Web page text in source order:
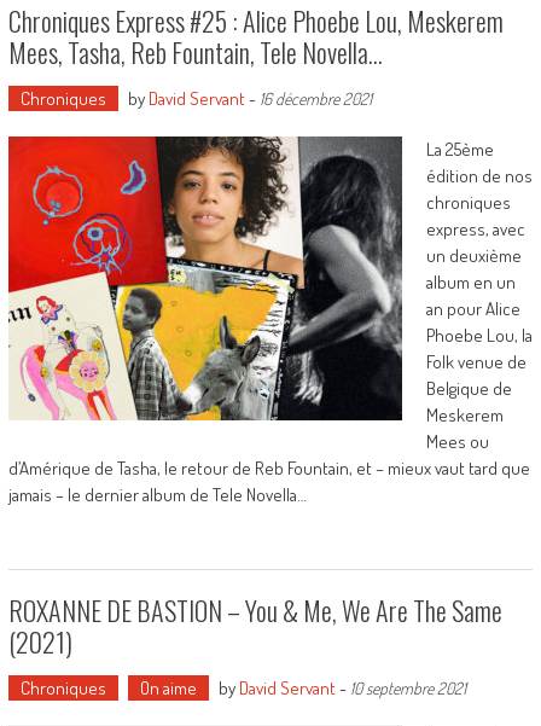
Chroniques Express #25 : Alice Phoebe Lou, Meskerem
Mees, Tasha, Reb Fountain, Tele Novella…
Chroniques by David Servant- 16 décembre 2021
La 25ème
édition de nos
chroniques
express, avec
un deuxième
album en un
an pour Alice
Phoebe Lou, la
Folk venue de
Belgique de
Meskerem
Mees ou
d’Amérique de Tasha, le retour de Reb Fountain, et – mieux vaut tard que
jamais – le dernier album de Tele Novella…
ROXANNE DE BASTION – You & Me, We Are The Same
(2021)
Chroniques On aime by David Servant- 10 septembre 2021